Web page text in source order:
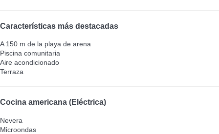
Características más destacadas
A 150 m de la playa de arena
Piscina comunitaria
Aire acondicionado
Terraza
Cocina americana (Eléctrica)
Nevera
Microondas